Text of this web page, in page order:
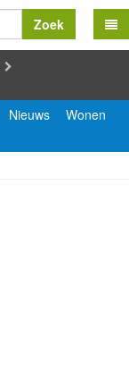
Zoek
Nieuws
Wonen